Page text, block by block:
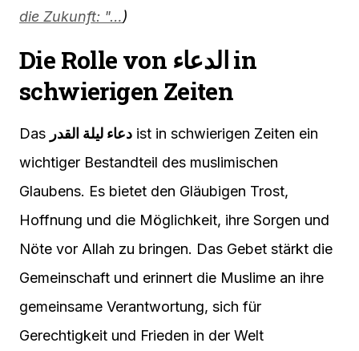
die Zukunft: "…)
Die Rolle von الدعاء in
schwierigen Zeiten
Das دعاء ليلة القدر ist in schwierigen Zeiten ein
wichtiger Bestandteil des muslimischen
Glaubens. Es bietet den Gläubigen Trost,
Hoffnung und die Möglichkeit, ihre Sorgen und
Nöte vor Allah zu bringen. Das Gebet stärkt die
Gemeinschaft und erinnert die Muslime an ihre
gemeinsame Verantwortung, sich für
Gerechtigkeit und Frieden in der Welt